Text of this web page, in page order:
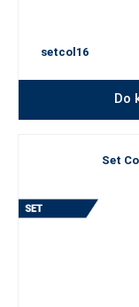
setcol16
Do
Set